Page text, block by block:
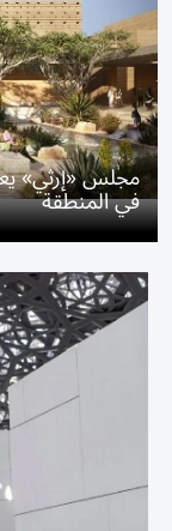
مجلس «إرثي»
في المنطقة